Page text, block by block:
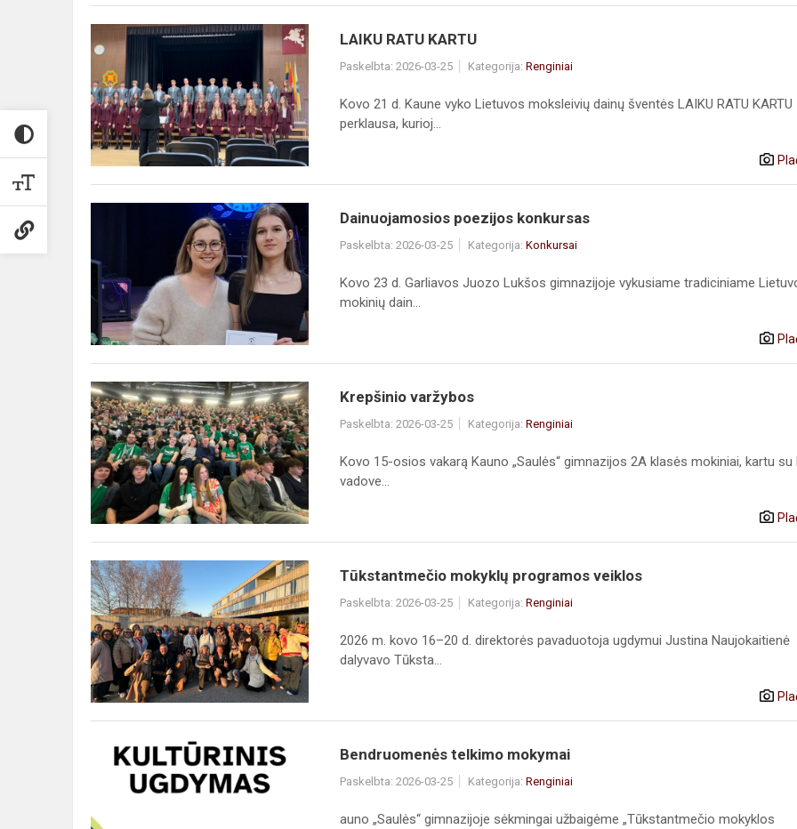
LAIKU
RATU
KARTU
LAIKU RATU KARTU
Paskelbta: 2026-03-25 Kategorija: Renginiai
Kovo 21 d. Kaune vyko Lietuvos moksleivių dainų šventės LAIKU RATU KARTU
perklausa, kurioj...
konkursas
Dainuojamosios poezijos konkursas
Paskelbta: 2026-03-25 Kategorija: Konkursai
Kovo 23 d. Garliavos Juozo Lukšos gimnazijoje vykusiame tradiciniame
mokinių dain...
Krepšinio
varžybos
Krepšinio varžybos
Paskelbta: 2026-03-25 Kategorija: Renginiai
Kovo 15-osios vakarą Kauno „Saulės“ gimnazijos 2A klasės mokiniai, kartu su
vadove...
Tūkstantmečio
mokyklų
programos
veiklos
Tūkstantmečio mokyklų programos veiklos
Paskelbta: 2026-03-25 Kategorija: Renginiai
2026 m. kovo 16–20 d. direktorės pavaduotoja ugdymui Justina Naujokaitienė
dalyvavo Tūksta...
Bendruomenės
telkimo
mokymai
Bendruomenės telkimo mokymai
Paskelbta: 2026-03-25 Kategorija: Renginiai
auno „Saulės“ gimnazijoje sėkmingai užbaigėme „Tūkstantmečio mokyklos